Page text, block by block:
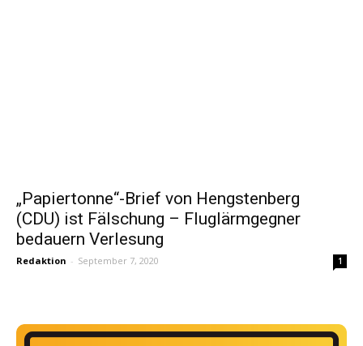
„Papiertonne“-Brief von Hengstenberg
(CDU) ist Fälschung – Fluglärmgegner
bedauern Verlesung
Redaktion - September 7, 2020 1